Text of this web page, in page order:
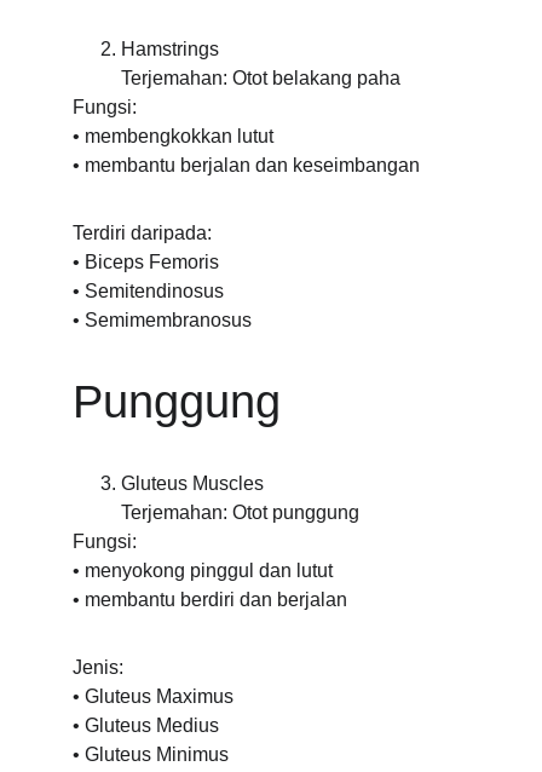
Hamstrings
Terjemahan: Otot belakang paha
Fungsi:
• membengkokkan lutut
• membantu berjalan dan keseimbangan
Terdiri daripada:
• Biceps Femoris
• Semitendinosus
• Semimembranosus
Punggung
Gluteus Muscles
Terjemahan: Otot punggung
Fungsi:
• menyokong pinggul dan lutut
• membantu berdiri dan berjalan
Jenis:
• Gluteus Maximus
• Gluteus Medius
• Gluteus Minimus